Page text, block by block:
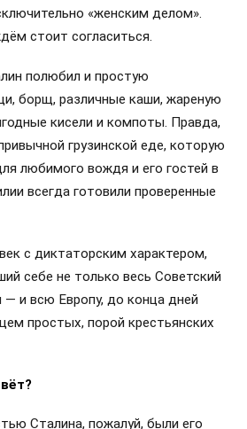
«женским делом».
стоит согласиться.
полюбил и простую
борщ, различные каши, жареную
кисели и компоты. Правда,
грузинской еде, которую
любимого вождя и его гостей в
всегда готовили проверенные
с диктаторским характером,
себе не только весь Советский
и всю Европу, до конца дней
простых, порой крестьянских
Сталина, пожалуй, были его